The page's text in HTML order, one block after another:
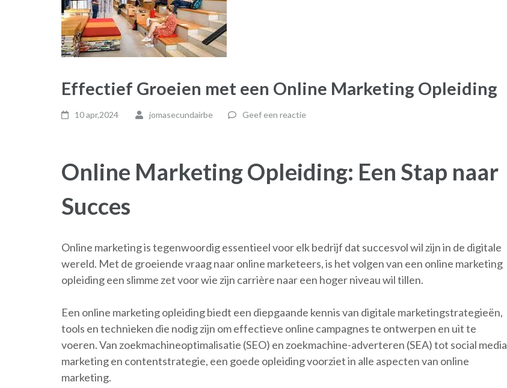
Effectief Groeien met een Online Marketing Opleiding
10 apr,2024 jomasecundairbe Geef een reactie
Online Marketing Opleiding: Een Stap naar
Succes
Online marketing is tegenwoordig essentieel voor elk bedrijf dat succesvol wil zijn in de digitale
wereld. Met de groeiende vraag naar online marketeers, is het volgen van een online marketing
opleiding een slimme zet voor wie zijn carrière naar een hoger niveau wil tillen.
Een online marketing opleiding biedt een diepgaande kennis van digitale marketingstrategieën,
tools en technieken die nodig zijn om effectieve online campagnes te ontwerpen en uit te
voeren. Van zoekmachineoptimalisatie (SEO) en zoekmachine-adverteren (SEA) tot social media
marketing en contentstrategie, een goede opleiding voorziet in alle aspecten van online
marketing.